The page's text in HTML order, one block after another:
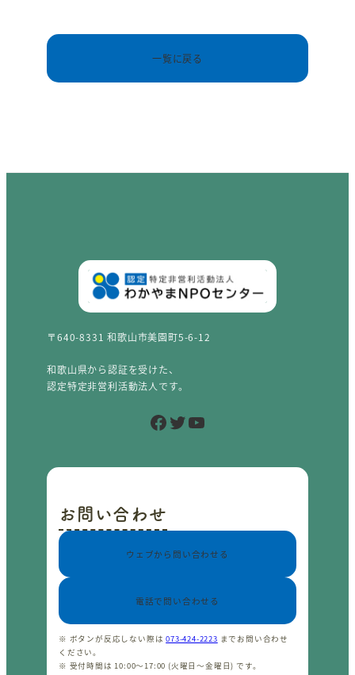
一覧に戻る
〒640-8331 和歌山市美園町5-6-12
和歌山県から認証を受けた、
認定特定非営利活動法人です。
Facebook Twitter YouTube
お問い合わせ
ウェブから問い合わせる
電話で問い合わせる
※ ボタンが反応しない際は073-424-2223 までお問い合わせ
ください。
※ 受付時間は 10:00〜17:00 (火曜日〜金曜日) です。